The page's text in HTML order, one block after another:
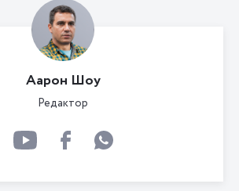
Аарон Шоу
Редактор